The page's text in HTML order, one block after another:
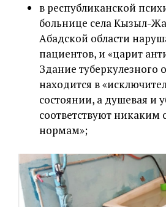
в республиканской
больнице села Кызыл-
Абадской области
пациентов, и «царит
Здание туберкулезного
находится в
состоянии, а душевая и
соответствуют
нормам»;